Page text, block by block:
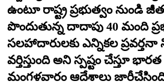
ఉంటూ రాష్ట్ర ప్రభుత్వం నుండి
పొందుతున్న దాదాపు 40 మంది
సలహాదారులకు ఎన్నికల
వర్తిస్తుంది అని స్పష్టం చేస్తూ
మంగళవారం ఆదేశాలు